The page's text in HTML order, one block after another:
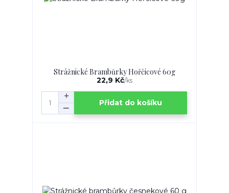
Strážnické Brambůrky Hořčicové 60g
22,9 Kč/ks
Přidat do košíku